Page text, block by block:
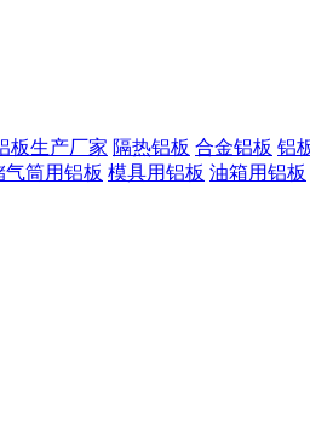
板生产厂家 隔热铝板 合金铝板 铝
气筒用铝板 模具用铝板 油箱用铝板